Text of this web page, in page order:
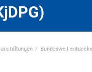
Bundesweit